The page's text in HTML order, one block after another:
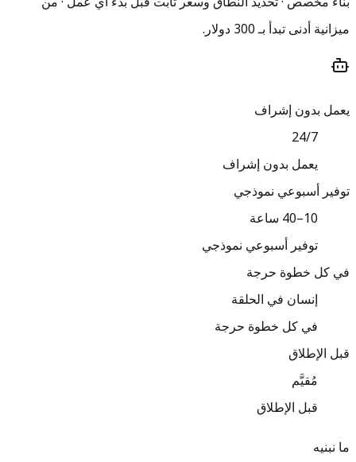
ميزانية أدنى تبدأ بـ 300 دولار.
يعمل بدون إشراف
24/7
يعمل بدون إشراف
توفير أسبوعي نموذجي
10–40 ساعة
توفير أسبوعي نموذجي
في كل خطوة حرجة
إنسان في الحلقة
في كل خطوة حرجة
قبل الإطلاق
مُقيَّم
قبل الإطلاق
ما نبنيه